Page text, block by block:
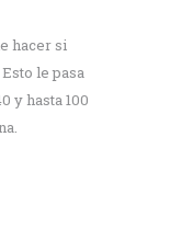
hacer si
le pasa
y hasta 100